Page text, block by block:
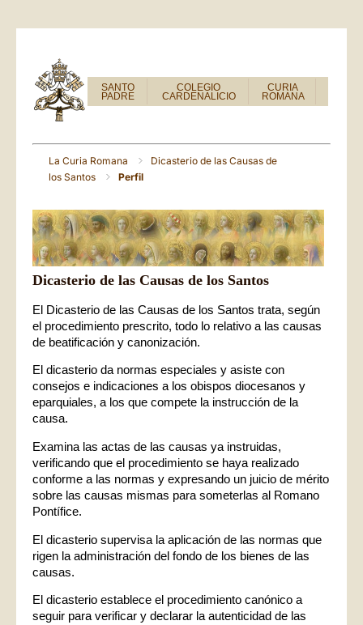
SANTO
PADRE
COLEGIO
CARDENALICIO
CURIA
ROMANA
La Curia Romana
Dicasterio de las Causas de
los Santos
Perfil
Dicasterio de las Causas de los Santos
El Dicasterio de las Causas de los Santos trata, según
el procedimiento prescrito, todo lo relativo a las causas
de beatificación y canonización.
El dicasterio da normas especiales y asiste con
consejos e indicaciones a los obispos diocesanos y
eparquiales, a los que compete la instrucción de la
causa.
Examina las actas de las causas ya instruidas,
verificando que el procedimiento se haya realizado
conforme a las normas y expresando un juicio de mérito
sobre las causas mismas para someterlas al Romano
Pontífice.
El dicasterio supervisa la aplicación de las normas que
rigen la administración del fondo de los bienes de las
causas.
El dicasterio establece el procedimiento canónico a
seguir para verificar y declarar la autenticidad de las